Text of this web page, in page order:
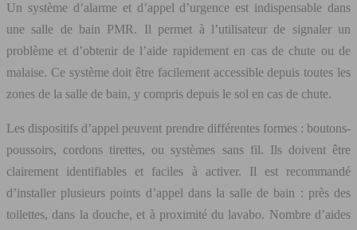
Un système d’alarme et d’appel d’urgence est indispensable dans
une salle de bain PMR. Il permet à l’utilisateur de signaler un
problème et d’obtenir de l’aide rapidement en cas de chute ou de
malaise. Ce système doit être facilement accessible depuis toutes les
zones de la salle de bain, y compris depuis le sol en cas de chute.
Les dispositifs d’appel peuvent prendre différentes formes : boutons-
poussoirs, cordons tirettes, ou systèmes sans fil. Ils doivent être
clairement identifiables et faciles à activer. Il est recommandé
d’installer plusieurs points d’appel dans la salle de bain : près des
toilettes, dans la douche, et à proximité du lavabo. Nombre d’aides